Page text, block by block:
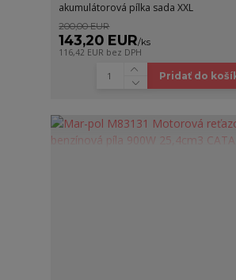
akumulátorová pílka sada XXL
200,00 EUR
143,20 EUR/ks
116,42 EUR bez DPH
Pridať do